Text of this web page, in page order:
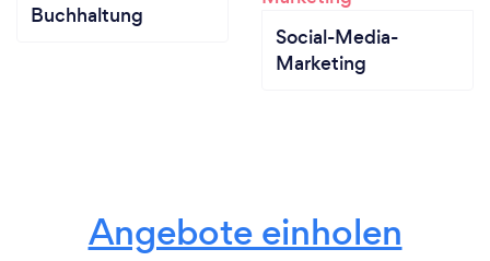
Buchhaltung
Social-Media-
Marketing
Angebote einholen